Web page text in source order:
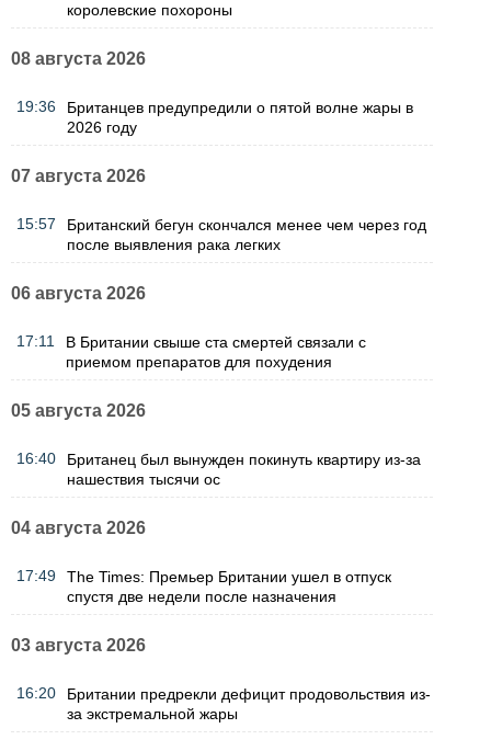
королевские похороны
08 августа 2026
19:36
Британцев предупредили о пятой волне жары в
2026 году
07 августа 2026
15:57
Британский бегун скончался менее чем через год
после выявления рака легких
06 августа 2026
17:11
В Британии свыше ста смертей связали с
приемом препаратов для похудения
05 августа 2026
16:40
Британец был вынужден покинуть квартиру из-за
нашествия тысячи ос
04 августа 2026
17:49
The Times: Премьер Британии ушел в отпуск
спустя две недели после назначения
03 августа 2026
16:20
Британии предрекли дефицит продовольствия из-
за экстремальной жары